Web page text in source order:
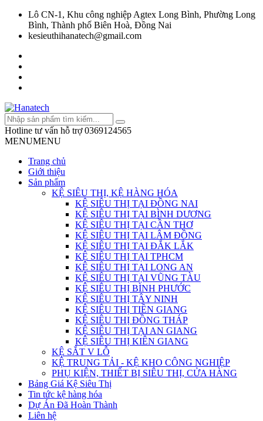
Lô CN-1, Khu công nghiệp Agtex Long Bình, Phường Long
Bình, Thành phố Biên Hoà, Đồng Nai
kesieuthihanatech@gmail.com
Hotline tư vấn hỗ trợ 0369124565
MENUMENU
Trang chủ
Giới thiệu
Sản phẩm
KỆ SIÊU THỊ, KỆ HÀNG HÓA
KỆ SIÊU THỊ TẠI ĐỒNG NAI
KỆ SIÊU THỊ TẠI BÌNH DƯƠNG
KỆ SIÊU THỊ TẠI CẦN THƠ
KỆ SIÊU THỊ TẠI LÂM ĐỒNG
KỆ SIÊU THỊ TẠI ĐẮK LẮK
KỆ SIÊU THỊ TẠI TPHCM
KỆ SIÊU THỊ TẠI LONG AN
KỆ SIÊU THỊ TẠI VŨNG TÀU
KỆ SIÊU THỊ BÌNH PHƯỚC
KỆ SIÊU THỊ TÂY NINH
KỆ SIÊU THỊ TIỀN GIANG
KỆ SIÊU THỊ ĐỒNG THÁP
KỆ SIÊU THỊ TẠI AN GIANG
KỆ SIÊU THỊ KIÊN GIANG
KỆ SẮT V LỖ
KỆ TRUNG TẢI - KỆ KHO CÔNG NGHIỆP
PHỤ KIỆN, THIẾT BỊ SIÊU THỊ, CỬA HÀNG
Bảng Giá Kệ Siêu Thị
Tin tức kệ hàng hóa
Dự Án Đã Hoàn Thành
Liên hệ